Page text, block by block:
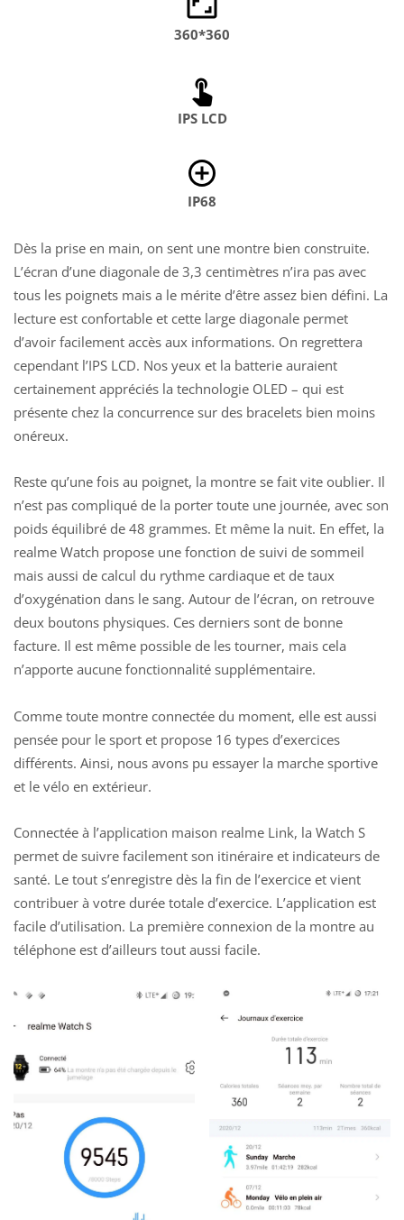
360*360
IPS LCD
IP68
Dès la prise en main, on sent une montre bien construite.
L’écran d’une diagonale de 3,3 centimètres n’ira pas avec
tous les poignets mais a le mérite d’être assez bien défini. La
lecture est confortable et cette large diagonale permet
d’avoir facilement accès aux informations. On regrettera
cependant l’IPS LCD. Nos yeux et la batterie auraient
certainement appréciés la technologie OLED – qui est
présente chez la concurrence sur des bracelets bien moins
onéreux.
Reste qu’une fois au poignet, la montre se fait vite oublier. Il
n’est pas compliqué de la porter toute une journée, avec son
poids équilibré de 48 grammes. Et même la nuit. En effet, la
realme Watch propose une fonction de suivi de sommeil
mais aussi de calcul du rythme cardiaque et de taux
d’oxygénation dans le sang. Autour de l’écran, on retrouve
deux boutons physiques. Ces derniers sont de bonne
facture. Il est même possible de les tourner, mais cela
n’apporte aucune fonctionnalité supplémentaire.
Comme toute montre connectée du moment, elle est aussi
pensée pour le sport et propose 16 types d’exercices
différents. Ainsi, nous avons pu essayer la marche sportive
et le vélo en extérieur.
Connectée à l’application maison realme Link, la Watch S
permet de suivre facilement son itinéraire et indicateurs de
santé. Le tout s’enregistre dès la fin de l’exercice et vient
contribuer à votre durée totale d’exercice. L’application est
facile d’utilisation. La première connexion de la montre au
téléphone est d’ailleurs tout aussi facile.